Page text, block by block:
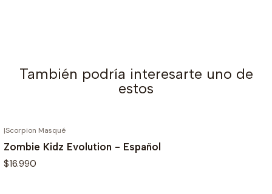
También podría interesarte uno de
estos
|Scorpion Masqué
Zombie Kidz Evolution - Español
$16.990